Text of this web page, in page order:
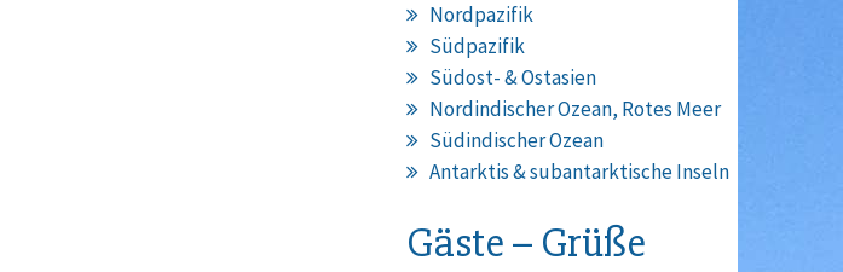
Nordpazifik
Südpazifik
Südost- & Ostasien
Nordindischer Ozean, Rotes Meer
Südindischer Ozean
Antarktis & subantarktische Inseln
Gäste – Grüße